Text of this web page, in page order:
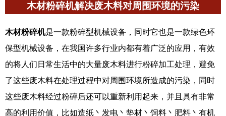
木材粉碎机解决废木料对周围环境的污染
木材粉碎机是一款粉碎型机械设备，同时它也是一款绿色环
保型机械设备，在我国许多行业内都有着广泛的应用，有效
的将人们日常生活中的大量废木料进行粉碎加工处理，避免
了这些废木料在处理过程中对周围环境所造成的污染，同时
这些废木料经过粉碎后还可以重新利用起来，并且具有非常
高的利用价值，比如造纸丶发电丶垫材丶饲料丶肥料丶有机